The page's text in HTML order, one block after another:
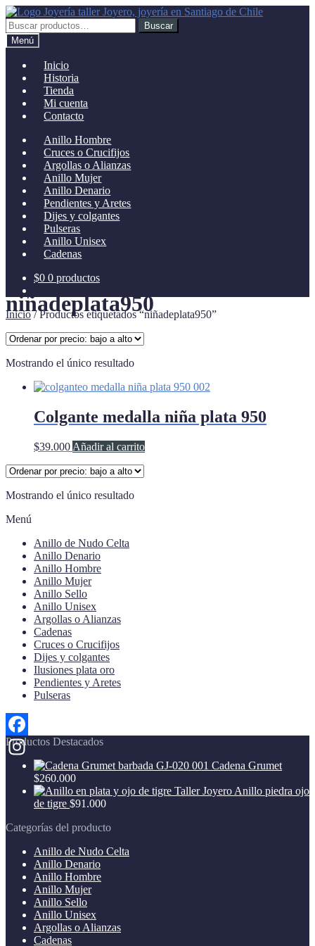
Ir
a
la
navegación
Ir
al
contenido
Buscar
por:
Buscar
Menú
Inicio
Historia
Tienda
Mi cuenta
Contacto
Anillo Hombre
Cruces o Crucifijos
Argollas o Alianzas
Anillo Mujer
Anillo Denario
Pendientes y Aretes
Dijes y colgantes
Pulseras
Anillo Unisex
Cadenas
$0 0 productos
Inicio/Productos etiquetados “niñadeplata950”
niñadeplata950
Mostrando el único resultado
Colgante medalla niña plata 950
$39.000 Añadir al carrito
Mostrando el único resultado
Menú
Anillo de Nudo Celta
Anillo Denario
Anillo Hombre
Anillo Mujer
Anillo Sello
Anillo Unisex
Argollas o Alianzas
Cadenas
Cruces o Crucifijos
Dijes y colgantes
Ilusiones plata oro
Pendientes y Aretes
Pulseras
Facebook
Instagram
Productos Destacados
Cadena Grumet
$260.000
Anillo piedra ojo
de tigre $91.000
Categorías del producto
Anillo de Nudo Celta
Anillo Denario
Anillo Hombre
Anillo Mujer
Anillo Sello
Anillo Unisex
Argollas o Alianzas
Cadenas